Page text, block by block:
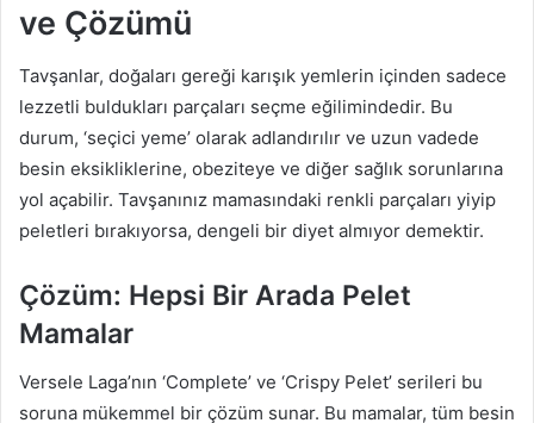
ve Çözümü
Tavşanlar, doğaları gereği karışık yemlerin içinden sadece
lezzetli buldukları parçaları seçme eğilimindedir. Bu
durum, ‘seçici yeme’ olarak adlandırılır ve uzun vadede
besin eksikliklerine, obeziteye ve diğer sağlık sorunlarına
yol açabilir. Tavşanınız mamasındaki renkli parçaları yiyip
peletleri bırakıyorsa, dengeli bir diyet almıyor demektir.
Çözüm: Hepsi Bir Arada Pelet
Mamalar
Versele Laga’nın ‘Complete’ ve ‘Crispy Pelet’ serileri bu
soruna mükemmel bir çözüm sunar. Bu mamalar, tüm besin